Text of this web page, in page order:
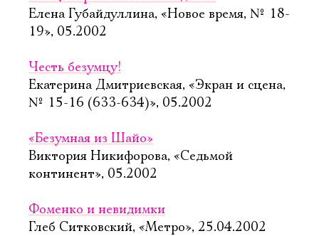
Елена Губайдуллина, «Новое время, № 18-
19», 05.2002
Честь безумцу!
Екатерина Дмитриевская, «Экран и сцена,
№ 15-16 (633-634)», 05.2002
«Безумная из Шайо»
Виктория Никифорова, «Седьмой
континент», 05.2002
Фоменко и невидимки
Глеб Ситковский, «Метро», 25.04.2002